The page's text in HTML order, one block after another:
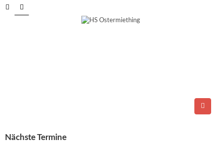
Nächste Termine